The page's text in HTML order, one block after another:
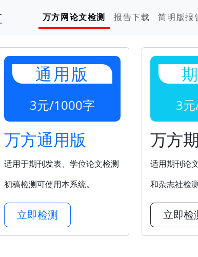
万方网论文检测 报告下载 简明版报
通用版
3元/1000字
万方通用版
适用于期刊发表、学位论文检测
初稿检测可使用本系统。
立即检测
3
万方
适用期刊论
和杂志社检
立即检